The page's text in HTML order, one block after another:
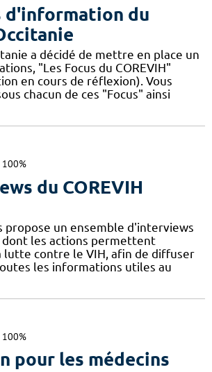
d'information du
a décidé de mettre en place un
"Les Focus du COREVIH"
en cours de réflexion). Vous
chacun de ces "Focus" ainsi
100%
du COREVIH
propose un ensemble d'interviews
les actions permettent
lutte contre le VIH, afin de diffuser
les informations utiles au
100%
pour les médecins